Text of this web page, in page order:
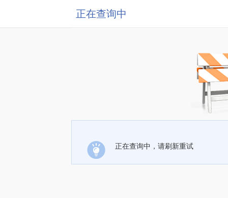
正在查询中
正在查询中，请刷新重试